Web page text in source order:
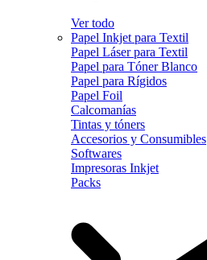
Ver todo
Papel Inkjet para Textil
Papel Láser para Textil
Papel para Tóner Blanco
Papel para Rígidos
Papel Foil
Calcomanías
Tintas y tóners
Accesorios y Consumibles
Softwares
Impresoras Inkjet
Packs